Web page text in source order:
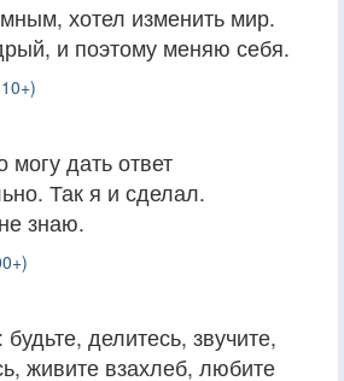
хотел изменить мир.
и поэтому меняю себя.
дать ответ
Так я и сделал.
знаю.
делитесь, звучите,
живите взахлеб, любите